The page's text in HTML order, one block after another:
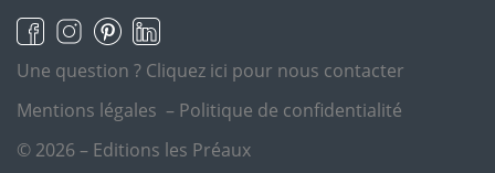
Une question ? Cliquez ici pour nous contacter
Mentions légales – Politique de confidentialité
© 2026 – Editions les Préaux